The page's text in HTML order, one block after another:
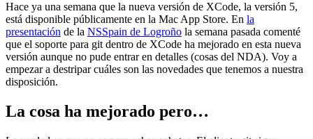
Hace ya una semana que la nueva versión de XCode, la versión 5,
está disponible públicamente en la Mac App Store. En la
presentación de la NSSpain de Logroño la semana pasada comenté
que el soporte para git dentro de XCode ha mejorado en esta nueva
versión aunque no pude entrar en detalles (cosas del NDA). Voy a
empezar a destripar cuáles son las novedades que tenemos a nuestra
disposición.
La cosa ha mejorado pero…